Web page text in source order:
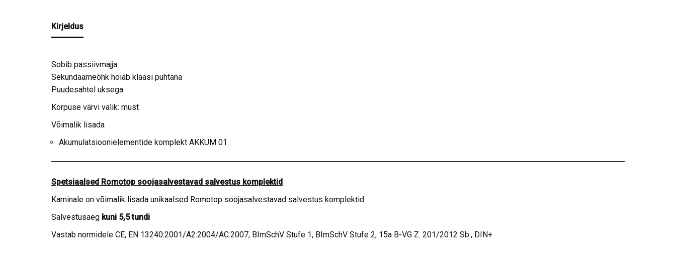
Kirjeldus
Sobib passiivmajja
Sekundaarneõhk hoiab klaasi puhtana
Puudesahtel uksega
Korpuse värvi valik: must
Võimalik lisada
Akumulatsioonielementide komplekt AKKUM 01
Spetsiaalsed Romotop soojasalvestavad salvestus komplektid
Kaminale on võimalik lisada unikaalsed Romotop soojasalvestavad salvestus komplektid.
Salvestusaeg kuni 5,5 tundi
Vastab normidele CE, EN 13240:2001/A2:2004/AC:2007, BImSchV Stufe 1, BImSchV Stufe 2, 15a B-VG Z. 201/2012 Sb., DIN+